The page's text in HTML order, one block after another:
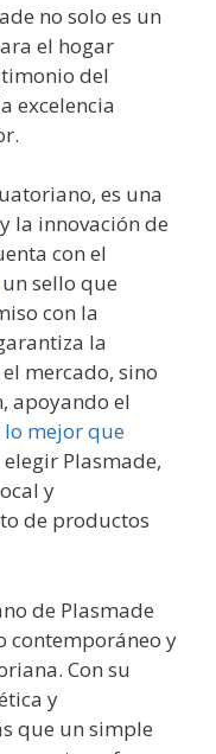
no solo es un
el hogar
del
excelencia
es una
la innovación de
con el
un sello que
con la
la
mercado, sino
apoyando el
lo mejor que
elegir Plasmade,
y
de productos
de Plasmade
contemporáneo y
Con su
y
que un simple